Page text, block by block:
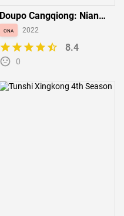
Doupo Cangqiong: Nian
Fan
ona 2022
8.4
0